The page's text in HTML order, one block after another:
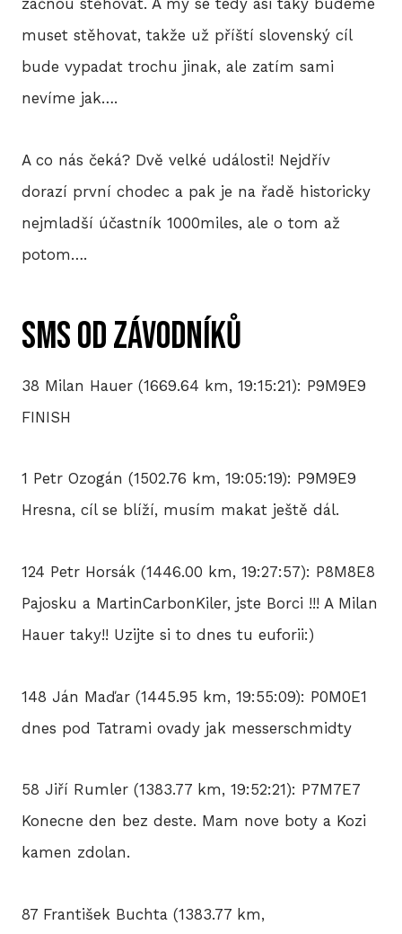
začnou stěhovat. A my se tedy asi taky budeme
muset stěhovat, takže už příští slovenský cíl
bude vypadat trochu jinak, ale zatím sami
nevíme jak….
A co nás čeká? Dvě velké události! Nejdřív
dorazí první chodec a pak je na řadě historicky
nejmladší účastník 1000miles, ale o tom až
potom….
SMS od závodníků
38 Milan Hauer (1669.64 km, 19:15:21): P9M9E9
FINISH
1 Petr Ozogán (1502.76 km, 19:05:19): P9M9E9
Hresna, cíl se blíží, musím makat ještě dál.
124 Petr Horsák (1446.00 km, 19:27:57): P8M8E8
Pajosku a MartinCarbonKiler, jste Borci !!! A Milan
Hauer taky!! Uzijte si to dnes tu euforii:)
148 Ján Maďar (1445.95 km, 19:55:09): P0M0E1
dnes pod Tatrami ovady jak messerschmidty
58 Jiří Rumler (1383.77 km, 19:52:21): P7M7E7
Konecne den bez deste. Mam nove boty a Kozi
kamen zdolan.
87 František Buchta (1383.77 km,